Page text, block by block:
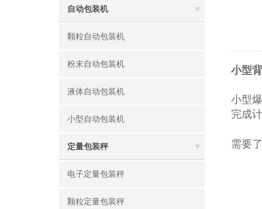
自动包装机
颗粒自动包装机
粉末自动包装机
液体自动包装机
小型自动包装机
定量包装秤
电子定量包装秤
颗粒定量包装秤
小型
小型
完成
需要